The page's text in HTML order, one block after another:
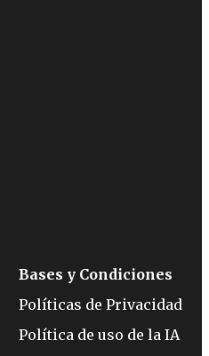
Bases y Condiciones
Políticas de Privacidad
Política de uso de la IA